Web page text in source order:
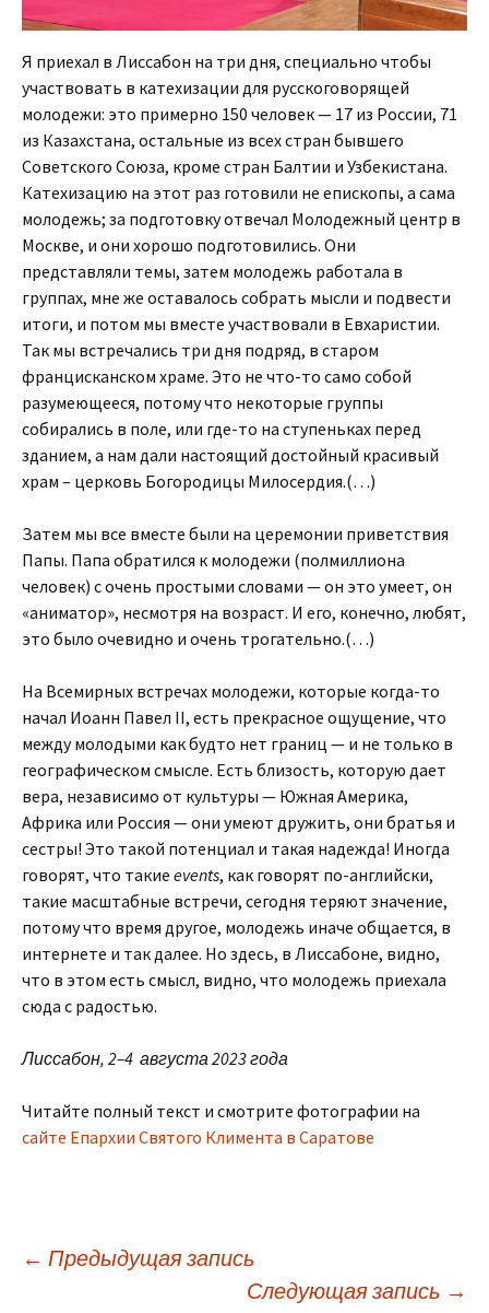
Я приехал в Лиссабон на три дня, специально чтобы
участвовать в катехизации для русскоговорящей
молодежи: это примерно 150 человек — 17 из России, 71
из Казахстана, остальные из всех стран бывшего
Советского Союза, кроме стран Балтии и Узбекистана.
Катехизацию на этот раз готовили не епископы, а сама
молодежь; за подготовку отвечал Молодежный центр в
Москве, и они хорошо подготовились. Они
представляли темы, затем молодежь работала в
группах, мне же оставалось собрать мысли и подвести
итоги, и потом мы вместе участвовали в Евхаристии.
Так мы встречались три дня подряд, в старом
францисканском храме. Это не что-то само собой
разумеющееся, потому что некоторые группы
собирались в поле, или где-то на ступеньках перед
зданием, а нам дали настоящий достойный красивый
храм – церковь Богородицы Милосердия.(…)
Затем мы все вместе были на церемонии приветствия
Папы. Папа обратился к молодежи (полмиллиона
человек) с очень простыми словами — он это умеет, он
«аниматор», несмотря на возраст. И его, конечно, любят,
это было очевидно и очень трогательно.(…)
На Всемирных встречах молодежи, которые когда-то
начал Иоанн Павел II, есть прекрасное ощущение, что
между молодыми как будто нет границ — и не только в
географическом смысле. Есть близость, которую дает
вера, независимо от культуры — Южная Америка,
Африка или Россия — они умеют дружить, они братья и
сестры! Это такой потенциал и такая надежда! Иногда
говорят, что такие events, как говорят по-английски,
такие масштабные встречи, сегодня теряют значение,
потому что время другое, молодежь иначе общается, в
интернете и так далее. Но здесь, в Лиссабоне, видно,
что в этом есть смысл, видно, что молодежь приехала
сюда с радостью.
Лиссабон, 2–4 августа 2023 года
Читайте полный текст и смотрите фотографии на
сайте Епархии Святого Климента в Саратове
Навигация
← Предыдущая запись
Следующая запись →